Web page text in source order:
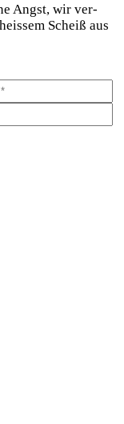
Angst, wir ver­
Scheiß aus